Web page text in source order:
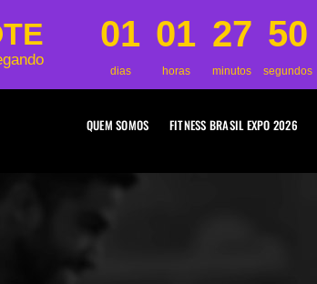
01
dias
01
horas
27
minutos
49
segundos
QUEM SOMOS FITNESS BRASIL EXPO 2026